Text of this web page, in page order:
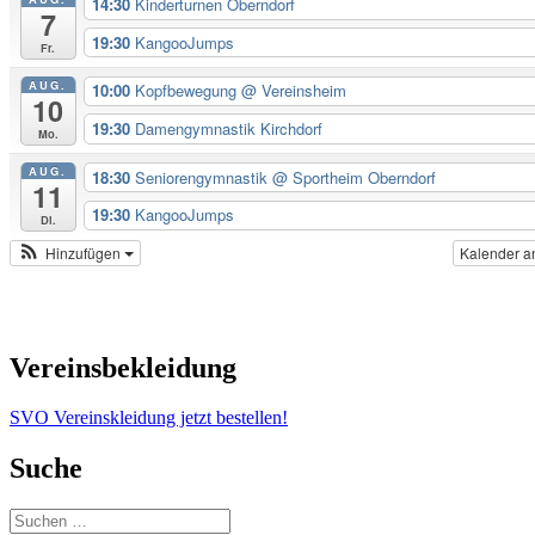
7
Fr.
19:30 KangooJumps
AUG.
10
Mo.
10:00 Kopfbewegung @ Vereinsheim
19:30 Damengymnastik Kirchdorf
AUG.
11
Di.
18:30 Seniorengymnastik @ Sportheim Oberndorf
19:30 KangooJumps
Kalender
Hinzufügen
Vereinsbekleidung
SVO Vereinskleidung jetzt bestellen!
Suche
Suchen